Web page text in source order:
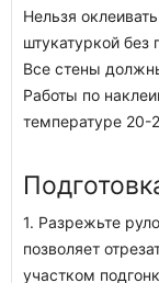
Нельзя
штукатуркой без
Все стены
Работы по
температуре 20-
1. Разрежьте
позволяет
участком